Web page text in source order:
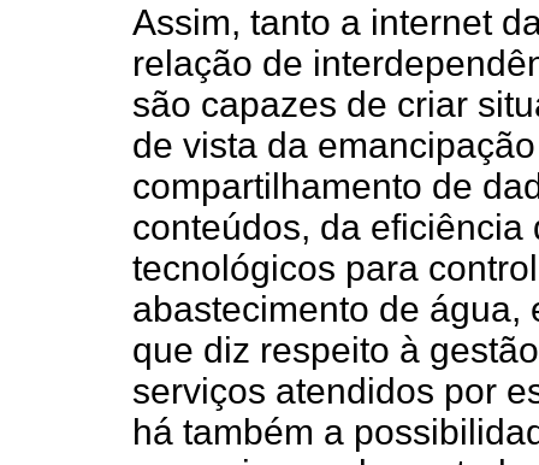
Assim, tanto a internet
relação de
são capazes de criar
de vista da
compartilhamento de
conteúdos, da eficiência
tecnológicos para
abastecimento de água,
que diz respeito à
serviços atendidos por
há também a